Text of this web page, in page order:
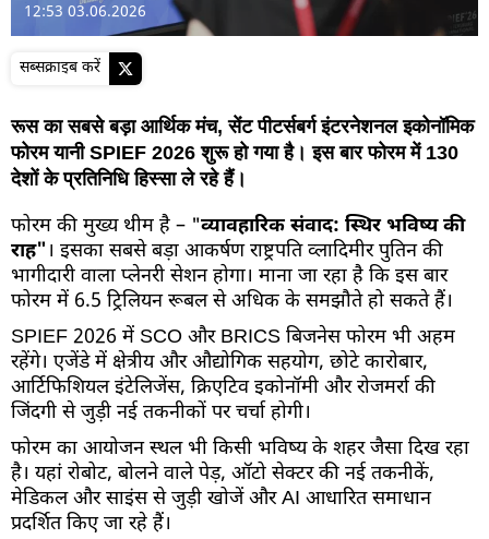
12:53 03.06.2026
सब्सक्राइब करें
रूस का सबसे बड़ा आर्थिक मंच, सेंट पीटर्सबर्ग इंटरनेशनल इकोनॉमिक
फोरम यानी SPIEF 2026 शुरू हो गया है। इस बार फोरम में 130
देशों के प्रतिनिधि हिस्सा ले रहे हैं।
फोरम की मुख्य थीम है – "व्यावहारिक संवाद: स्थिर भविष्य की
राह" । इसका सबसे बड़ा आकर्षण राष्ट्रपति व्लादिमीर पुतिन की
भागीदारी वाला प्लेनरी सेशन होगा। माना जा रहा है कि इस बार
फोरम में 6.5 ट्रिलियन रूबल से अधिक के समझौते हो सकते हैं।
SPIEF 2026 में SCO और BRICS बिजनेस फोरम भी अहम
रहेंगे। एजेंडे में क्षेत्रीय और औद्योगिक सहयोग, छोटे कारोबार,
आर्टिफिशियल इंटेलिजेंस, क्रिएटिव इकोनॉमी और रोजमर्रा की
जिंदगी से जुड़ी नई तकनीकों पर चर्चा होगी।
फोरम का आयोजन स्थल भी किसी भविष्य के शहर जैसा दिख रहा
है। यहां रोबोट, बोलने वाले पेड़, ऑटो सेक्टर की नई तकनीकें,
मेडिकल और साइंस से जुड़ी खोजें और AI आधारित समाधान
प्रदर्शित किए जा रहे हैं।